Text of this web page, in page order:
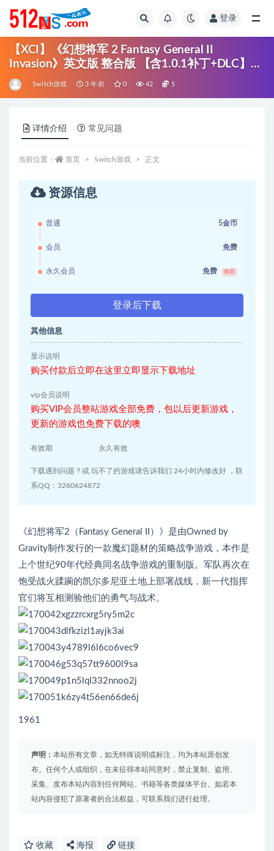
登录
【XCI】《幻想将军 2 Fantasy General II
Invasion》英文版 整合版 【含1.0.1补丁+DLC】
（16.0.0系统可运行）
Switch游戏 3 年前 0 42 5
详情介绍 常见问题
当前位置： 首页 Switch游戏 正文
资源信息
普通 5金币
会员 免费
永久会员 免费 推荐
登录后下载
其他信息
显示说明
购买付款后立即在这里立即显示下载地址
vip会员说明
购买VIP会员整站游戏全部免费，包以后更新游戏，
更新的游戏也免费下载的噢
有效期 永久有效
下载遇到问题？或 玩不了的游戏请告诉我们 24小时内修改好 ，联
系QQ：3260624872
《幻想将军2（Fantasy General II）》是由Owned by
Gravity制作发行的一款魔幻题材的策略战争游戏，本作是
上个世纪90年代经典同名战争游戏的重制版。军队再次在
饱受战火蹂躏的凯尔多尼亚土地上部署战线，新一代指挥
官们将互相测验他们的勇气与战术。
1961
声明： 本站所有文章，如无特殊说明或标注，均为本站原创发
布。任何个人或组织，在未征得本站同意时，禁止复制、盗用、
采集、发布本站内容到任何网站、书籍等各类媒体平台。如若本
站内容侵犯了原著者的合法权益，可联系我们进行处理。
收藏 海报 链接